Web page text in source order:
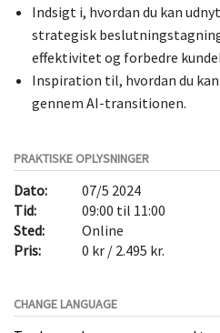
Indsigt i, hvordan du kan
strategisk
effektivitet og forbedre
Inspiration til, hvordan du
gennem AI-transitionen.
PRAKTISKE OPLYSNINGER
Dato:
07/5 2024
Tid:
09:00 til 11:00
Sted:
Online
Pris:
0 kr / 2.495 kr.
CHANGE LANGUAGE